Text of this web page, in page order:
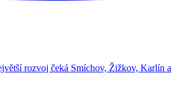
rozvoj čeká Smíchov, Žižkov, Karlín a